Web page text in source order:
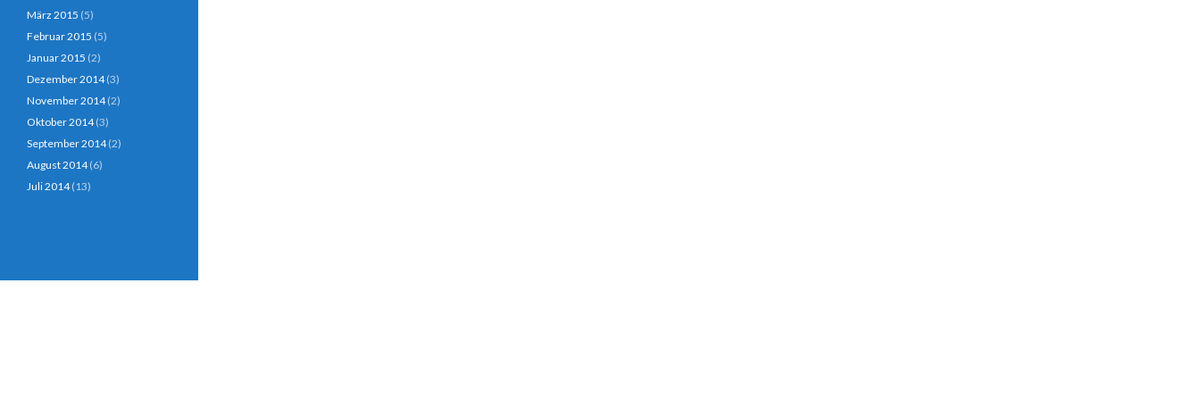
März 2015 (5)
Februar 2015 (5)
Januar 2015 (2)
Dezember 2014(3)
November 2014(2)
Oktober 2014(3)
September 2014(2)
August 2014(6)
Juli 2014(13)